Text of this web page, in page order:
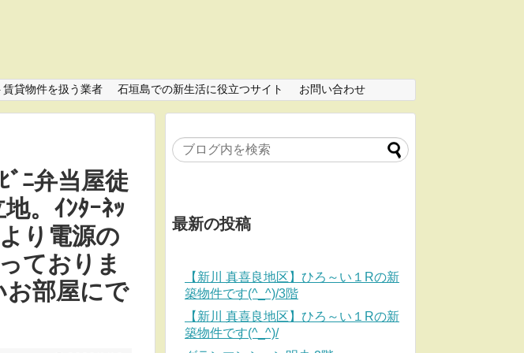
貸物件を扱う業者 石垣島での新生活に役立つサイト お問い合わせ
ﾞﾆ弁当屋徒
。ｲﾝﾀｰﾈｯ
り電源の
ておりま
部屋にで
最新の投稿
【新川 真喜良地区】ひろ～い１Rの新
築物件です(^_^)/3階
【新川 真喜良地区】ひろ～い１Rの新
築物件です(^_^)/